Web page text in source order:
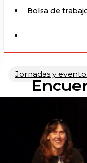
Bolsa de
Jornadas y